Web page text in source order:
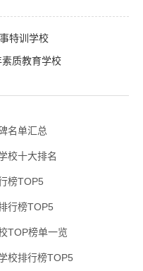
特训学校
质教育学校
名单汇总
校十大排名
榜TOP5
行榜TOP5
TOP榜单一览
校排行榜TOP5